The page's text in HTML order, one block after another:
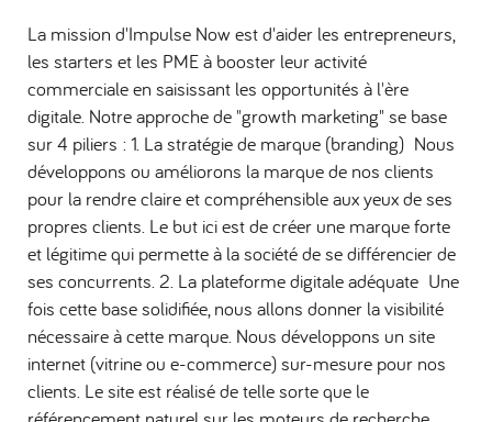
La mission d'Impulse Now est d'aider les entrepreneurs,
les starters et les PME à booster leur activité
commerciale en saisissant les opportunités à l'ère
digitale. Notre approche de "growth marketing" se base
sur 4 piliers : 1. La stratégie de marque (branding) Nous
développons ou améliorons la marque de nos clients
pour la rendre claire et compréhensible aux yeux de ses
propres clients. Le but ici est de créer une marque forte
et légitime qui permette à la société de se différencier de
ses concurrents. 2. La plateforme digitale adéquate Une
fois cette base solidifiée, nous allons donner la visibilité
nécessaire à cette marque. Nous développons un site
internet (vitrine ou e-commerce) sur-mesure pour nos
clients. Le site est réalisé de telle sorte que le